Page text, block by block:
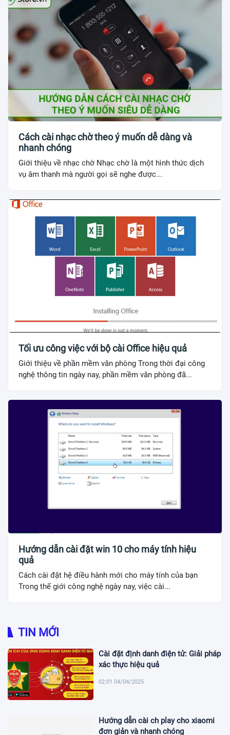
Cách cài nhạc chờ theo ý muốn dễ dàng và
nhanh chóng
Giới thiệu về nhạc chờ Nhạc chờ là một hình thức dịch
vụ âm thanh mà người gọi sẽ nghe được...
Tối ưu công việc với bộ cài Office hiệu quả
Giới thiệu về phần mềm văn phòng Trong thời đại công
nghệ thông tin ngày nay, phần mềm văn phòng đã...
Hướng dẫn cài đặt win 10 cho máy tính hiệu
quả
Cách cài đặt hệ điều hành mới cho máy tính của bạn
Trong thế giới công nghệ ngày nay, việc cài...
TIN MỚI
Cài đặt định danh điện tử: Giải pháp
xác thực hiệu quả
02:01 04/04/2025
Hướng dẫn cài ch play cho xiaomi
đơn giản và nhanh chóng